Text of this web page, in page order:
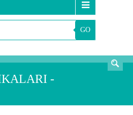
GO
AXTARIŞ
-